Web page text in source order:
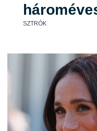
SZTRÓK